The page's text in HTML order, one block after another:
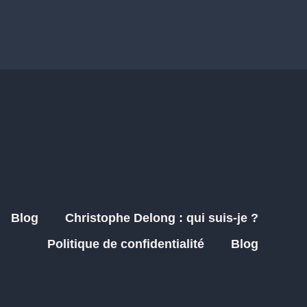
Blog
Christophe Delong : qui suis-je ?
Politique de confidentialité
Blog